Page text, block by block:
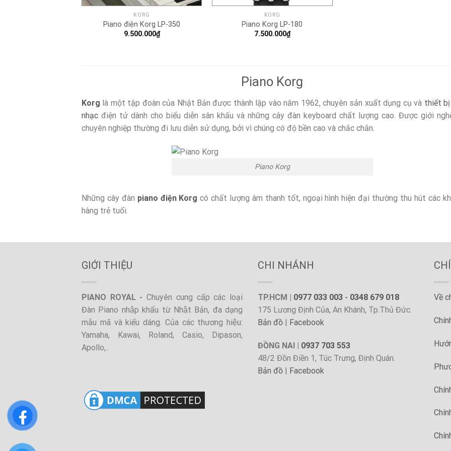
KORG
Piano điện Korg LP-350
9.500.000₫
KORG
Piano Korg LP-180
7.500.000₫
Piano Korg
Korg là một tập đoàn của Nhật Bản được thành lập vào năm 1962, chuyên sản xuất dụng cụ và thiết bị
nhạc điện tử dành cho biểu diễn sân khấu và những cây đàn keyboard chất lượng cao. Được giới
chuyên nghiệp thường đi lưu diễn sử dụng, bởi vì chúng có độ bền cao và chắc chắn.
Piano Korg
Những cây đàn piano điện Korg có chất lượng âm thanh tốt, ngoại hình hiện đại thường thu hút các
hàng trẻ tuổi.
GIỚI THIỆU
PIANO ROYAL -Chuyên cung cấp các loại
Đàn Piano nhập khẩu từ Nhật Bản, đa dạng
mẫu mã và kiểu dáng. Của các thương hiệu:
Yamaha, Kawai, Roland, Casio, Dipason,
Apollo,..
CHI NHÁNH
TP.HCM | 0977 033 003 - 0348 679 018
175 Lương Định Của, An Khánh, Tp.Thủ Đức.
Bản đồ
Facebook
ĐỒNG NAI | 0937 703 553
48/2 Đồn Điền 1, Túc Trưng, Định Quán.
Bản đồ | Facebook
Về